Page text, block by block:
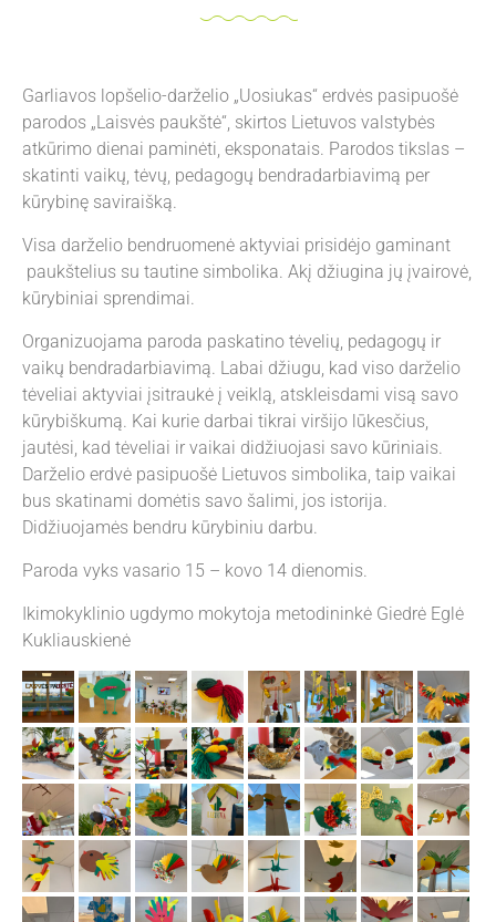
Garliavos lopšelio-darželio „Uosiukas“ erdvės pasipuošė
parodos „Laisvės paukštė“, skirtos Lietuvos valstybės
atkūrimo dienai paminėti, eksponatais. Parodos tikslas –
skatinti vaikų, tėvų, pedagogų bendradarbiavimą per
kūrybinę saviraišką.
Visa darželio bendruomenė aktyviai prisidėjo gaminant
paukštelius su tautine simbolika. Akį džiugina jų įvairovė,
kūrybiniai sprendimai.
Organizuojama paroda paskatino tėvelių, pedagogų ir
vaikų bendradarbiavimą. Labai džiugu, kad viso darželio
tėveliai aktyviai įsitraukė į veiklą, atskleisdami visą savo
kūrybiškumą. Kai kurie darbai tikrai viršijo lūkesčius,
jautėsi, kad tėveliai ir vaikai didžiuojasi savo kūriniais.
Darželio erdvė pasipuošė Lietuvos simbolika, taip vaikai
bus skatinami domėtis savo šalimi, jos istorija.
Didžiuojamės bendru kūrybiniu darbu.
Paroda vyks vasario 15 – kovo 14 dienomis.
Ikimokyklinio ugdymo mokytoja metodininkė Giedrė Eglė
Kukliauskienė